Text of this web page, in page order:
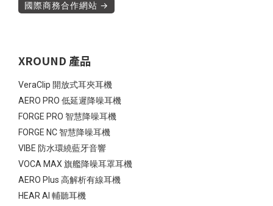
國際商務合作網站 →
XROUND 產品
VeraClip 開放式耳夾耳機
AERO PRO 低延遲降噪耳機
FORGE PRO 智慧降噪耳機
FORGE NC 智慧降噪耳機
VIBE 防水環繞藍牙音響
VOCA MAX 旗艦降噪耳罩耳機
AERO Plus 高解析有線耳機
HEAR AI 輔聽耳機